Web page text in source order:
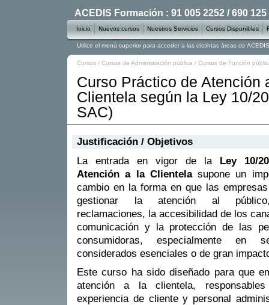
Cursos / Cursos de Administración pública / Cursos de Función
Curso Práctico de Atención
Clientela según la Ley 10/
SAC)
Justificación / Objetivos
La entrada en vigor de laLey 10/
Atención a la Clientelasupone un
cambio en la forma en que las
gestionar la atención al
reclamaciones, la accesibilidad de los
comunicación y la protección de las
consumidoras, especialmente en
considerados esenciales o de gran
Este curso ha sido diseñado para que
atención a la clientela,
experiencia de cliente y personal
ACEDIS Formación : 91 005 2252 / 690 125
Inicio Nuevos cursos Nuestros Servicios Cursos Disponibles
Utilice el menú superior para acceder a las distintas áreas de